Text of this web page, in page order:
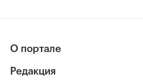
О портале
Редакция